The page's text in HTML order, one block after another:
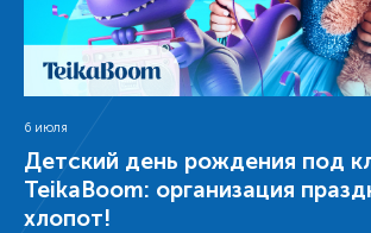
6 июля
Детский день рождения под
TeikaBoom: организация
хлопот!